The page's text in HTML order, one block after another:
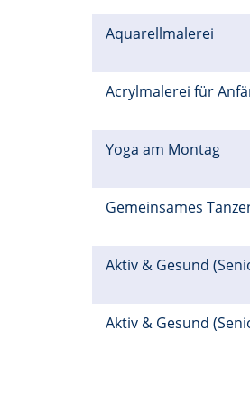
Aquarellmalerei
Acrylmalerei für
Yoga am Montag
Gemeinsames
Aktiv & Gesund
Aktiv & Gesund